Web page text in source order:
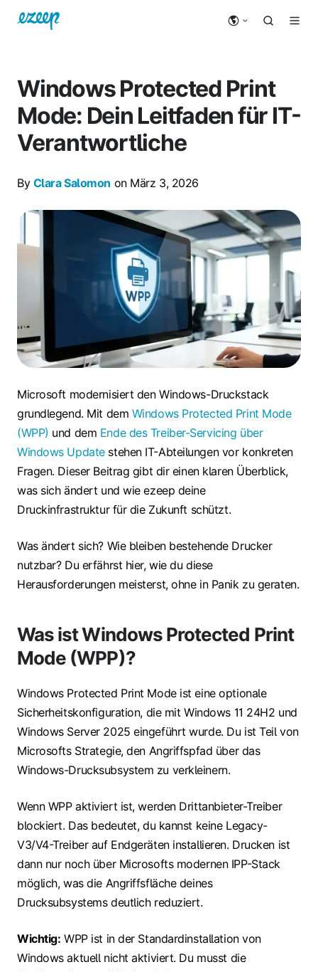
Windows Protected Print
Mode: Dein Leitfaden für IT-
Verantwortliche
By Clara Salomon on März 3, 2026
Microsoft modernisiert den Windows-Druckstack
grundlegend. Mit dem Windows Protected Print Mode
(WPP) und dem Ende des Treiber-Servicing über
Windows Updatestehen IT-Abteilungen vor konkreten
Fragen. Dieser Beitrag gibt dir einen klaren Überblick,
was sich ändert und wie ezeep deine
Druckinfrastruktur für die Zukunft schützt.
Was ändert sich? Wie bleiben bestehende Drucker
nutzbar? Du erfährst hier, wie du diese
Herausforderungen meisterst, ohne in Panik zu geraten.
Was ist Windows Protected Print
Mode (WPP)?
Windows Protected Print Mode ist eine optionale
Sicherheitskonfiguration, die mit Windows 11 24H2 und
Windows Server 2025 eingeführt wurde. Du ist Teil von
Microsofts Strategie, den Angriffspfad über das
Windows-Drucksubsystem zu verkleinern.
Wenn WPP aktiviert ist, werden Drittanbieter-Treiber
blockiert. Das bedeutet, du kannst keine Legacy-
V3/V4-Treiber auf Endgeräten installieren. Drucken ist
dann nur noch über Microsofts modernen IPP-Stack
möglich, was die Angriffsfläche deines
Drucksubsystems deutlich reduziert.
Wichtig: WPP ist in der Standardinstallation von
Windows aktuell nicht aktiviert. Du musst die